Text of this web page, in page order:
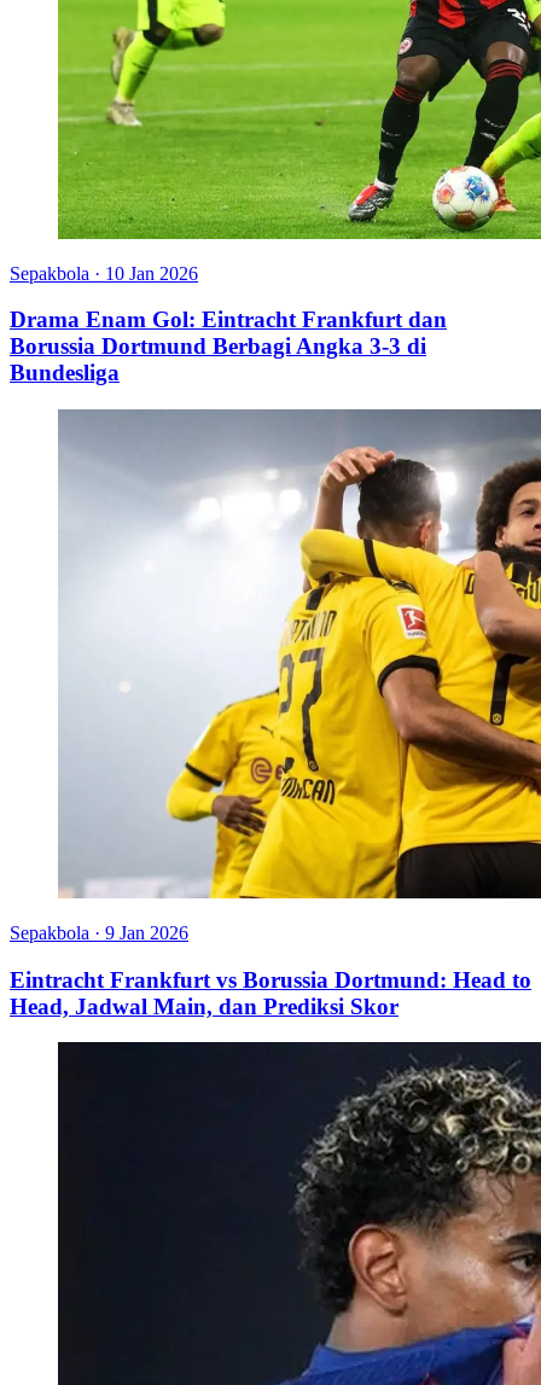
Sepakbola · 10 Jan 2026
Drama Enam Gol: Eintracht Frankfurt dan
Borussia Dortmund Berbagi Angka 3-3 di
Bundesliga
Sepakbola · 9 Jan 2026
Eintracht Frankfurt vs Borussia Dortmund: Head to
Head, Jadwal Main, dan Prediksi Skor